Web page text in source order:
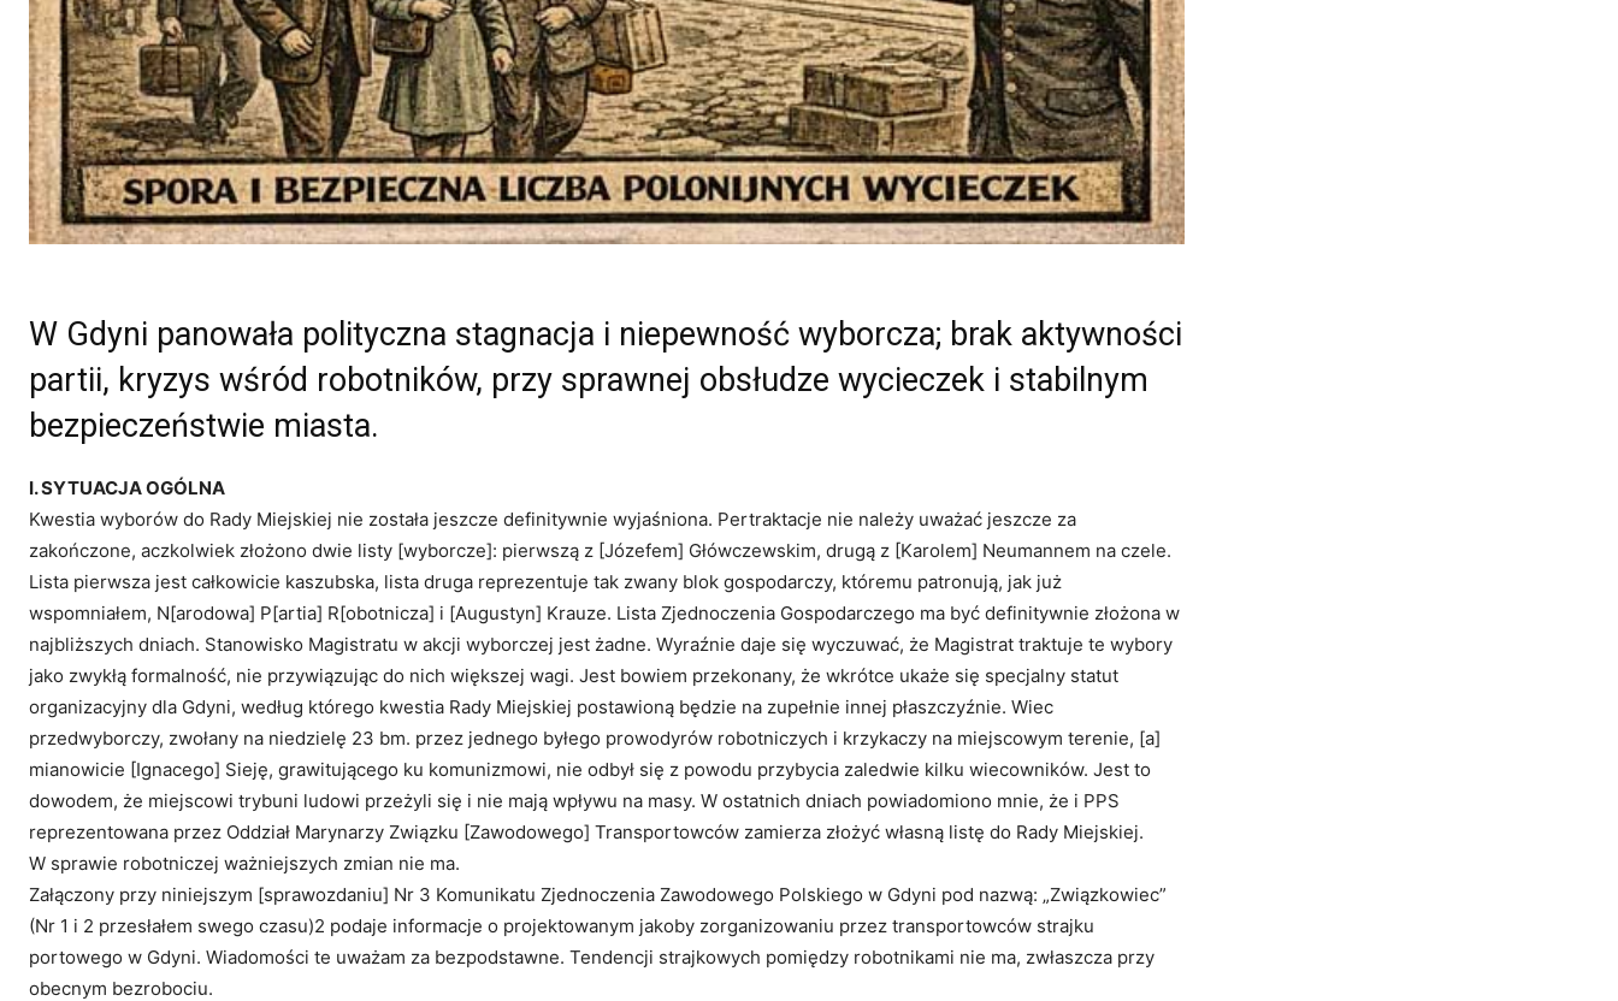
W Gdyni panowała polityczna stagnacja i niepewność wyborcza; brak aktywności
partii, kryzys wśród robotników, przy sprawnej obsłudze wycieczek i stabilnym
bezpieczeństwie miasta.
I. SYTUACJA OGÓLNA
Kwestia wyborów do Rady Miejskiej nie została jeszcze definitywnie wyjaśniona. Pertraktacje nie należy uważać jeszcze za
zakończone, aczkolwiek złożono dwie listy [wyborcze]: pierwszą z [Józefem] Główczewskim, drugą z [Karolem] Neumannem na czele.
Lista pierwsza jest całkowicie kaszubska, lista druga reprezentuje tak zwany blok gospodarczy, któremu patronują, jak już
wspomniałem, N[arodowa] P[artia] R[obotnicza] i [Augustyn] Krauze. Lista Zjednoczenia Gospodarczego ma być definitywnie złożona w
najbliższych dniach. Stanowisko Magistratu w akcji wyborczej jest żadne. Wyraźnie daje się wyczuwać, że Magistrat traktuje te wybory
jako zwykłą formalność, nie przywiązując do nich większej wagi. Jest bowiem przekonany, że wkrótce ukaże się specjalny statut
organizacyjny dla Gdyni, według którego kwestia Rady Miejskiej postawioną będzie na zupełnie innej płaszczyźnie. Wiec
przedwyborczy, zwołany na niedzielę 23 bm. przez jednego byłego prowodyrów robotniczych i krzykaczy na miejscowym terenie, [a]
mianowicie [Ignacego] Sieję, grawitującego ku komunizmowi, nie odbył się z powodu przybycia zaledwie kilku wiecowników. Jest to
dowodem, że miejscowi trybuni ludowi przeżyli się i nie mają wpływu na masy. W ostatnich dniach powiadomiono mnie, że i PPS
reprezentowana przez Oddział Marynarzy Związku [Zawodowego] Transportowców zamierza złożyć własną listę do Rady Miejskiej.
W sprawie robotniczej ważniejszych zmian nie ma.
Załączony przy niniejszym [sprawozdaniu] Nr 3 Komunikatu Zjednoczenia Zawodowego Polskiego w Gdyni pod nazwą: „Związkowiec”
(Nr 1 i 2 przesłałem swego czasu)2 podaje informacje o projektowanym jakoby zorganizowaniu przez transportowców strajku
portowego w Gdyni. Wiadomości te uważam za bezpodstawne. Tendencji strajkowych pomiędzy robotnikami nie ma, zwłaszcza przy
obecnym bezrobociu.